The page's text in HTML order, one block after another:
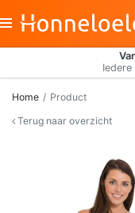
Home
Product
Terug naar overzicht